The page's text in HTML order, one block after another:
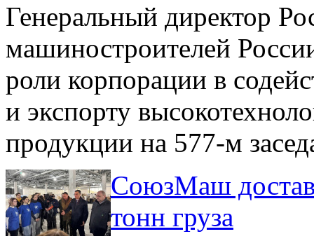
Генеральный директор
машиностроителей
роли корпорации в
и экспорту
продукции на 577-м
СоюзМаш
тонн груза